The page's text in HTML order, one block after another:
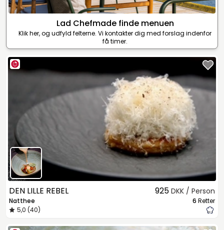
Lad Chefmade finde menuen
Klik her, og udfyld felterne. Vi kontakter dig med forslag indenfor
få timer.
DEN LILLE REBEL
Natthee
5,0 (40)
925 DKK / Person
6 Retter